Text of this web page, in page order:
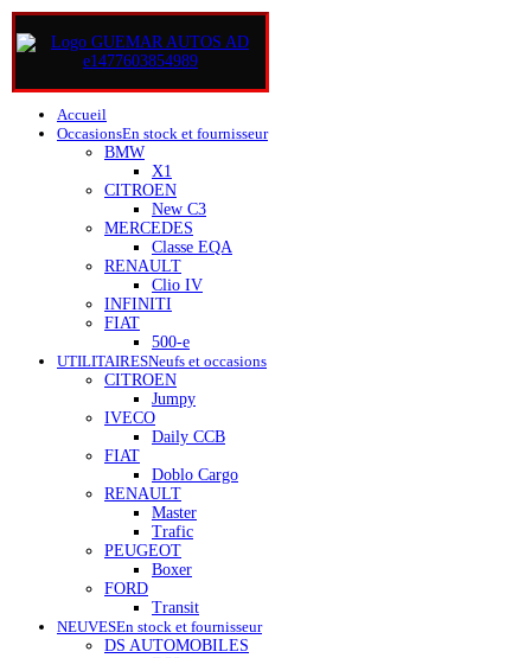
Accueil
OccasionsEn stock et fournisseur
BMW
X1
CITROEN
New C3
MERCEDES
Classe EQA
RENAULT
Clio IV
INFINITI
FIAT
500-e
UTILITAIRESNeufs et occasions
CITROEN
Jumpy
IVECO
Daily CCB
FIAT
Doblo Cargo
RENAULT
Master
Trafic
PEUGEOT
Boxer
FORD
Transit
NEUVESEn stock et fournisseur
DS AUTOMOBILES